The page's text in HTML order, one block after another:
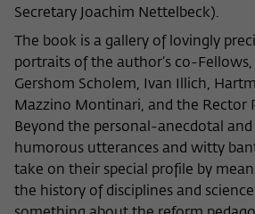
Secretary Joachim Nettelbeck).
The book is a gallery of lovingly
portraits of the author’s co-Fellows,
Gershom Scholem, Ivan Illich,
Mazzino Montinari, and the Rector
Beyond the personal-anecdotal
humorous utterances and witty
take on their special profile by
the history of disciplines and
Anbieter Matomo
Laufzeit 30 Minuten
Zweck
verwendet,
den aktuellen
der Webseite des
zu speichern.